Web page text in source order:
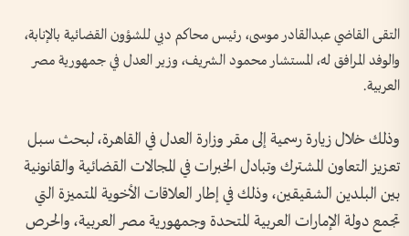
التقى القاضي عبدالقادر موسى، رئيس محاكم دبي للشؤون القضائية بالإنابة،
والوفد المرافق له، المستشار محمود الشريف، وزير العدل في جمهورية مصر
العربية.
وذلك خلال زيارة رسمية إلى مقر وزارة العدل في القاهرة، لبحث سبل
تعزيز التعاون المشترك وتبادل الخبرات في المجالات القضائية والقانونية
بين البلدين الشقيقين، وذلك في إطار العلاقات الأخوية المتميزة التي
تجمع دولة الإمارات العربية المتحدة وجمهورية مصر العربية، والحرص